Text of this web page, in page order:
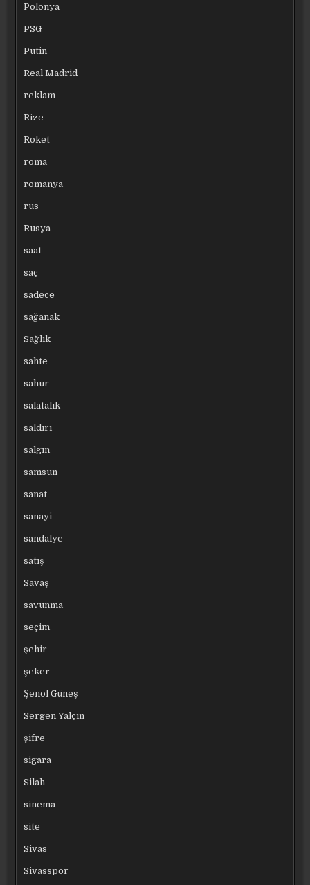
Polonya
PSG
Putin
Real Madrid
reklam
Rize
Roket
roma
romanya
rus
Rusya
saat
saç
sadece
sağanak
Sağlık
sahte
sahur
salatalık
saldırı
salgın
samsun
sanat
sanayi
sandalye
satış
Savaş
savunma
seçim
şehir
şeker
Şenol Güneş
Sergen Yalçın
şifre
sigara
Silah
sinema
site
Sivas
Sivasspor